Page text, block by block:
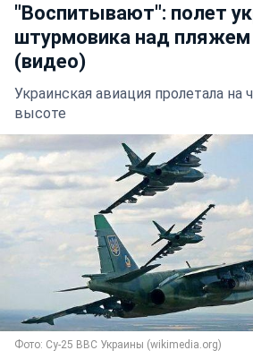
"Воспитывают": полет
штурмовика над пляжем
(видео)
Украинская авиация пролетала на
высоте
Фото: Су-25 ВВС Украины (wikimedia.org)